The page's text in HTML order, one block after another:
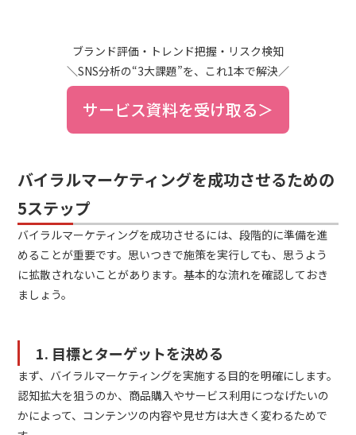
ブランド評価・トレンド把握・リスク検知
＼SNS分析の“3大課題”を、これ1本で解決／
サービス資料を受け取る＞
バイラルマーケティングを成功させるための
5ステップ
バイラルマーケティングを成功させるには、段階的に準備を進
めることが重要です。思いつきで施策を実行しても、思うよう
に拡散されないことがあります。基本的な流れを確認しておき
ましょう。
1. 目標とターゲットを決める
まず、バイラルマーケティングを実施する目的を明確にします。
認知拡大を狙うのか、商品購入やサービス利用につなげたいの
かによって、コンテンツの内容や見せ方は大きく変わるためで